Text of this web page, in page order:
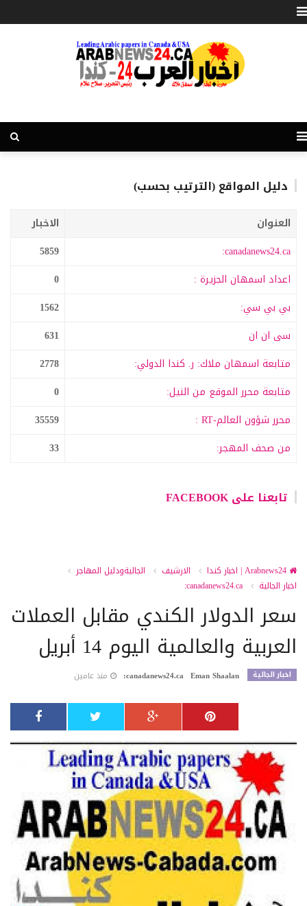
دليل المواقع (الترتيب بحسب)
العنوان
الاخبار
canadanews24.ca:
5859
اعداد اسمهان الجزيرة :
0
بي بي سي:
1562
سى ان ان
631
متابعة اسمهان ملاك: ر. كندا الدولي:
2778
متابعة محرر الموقع من النيل:
0
محرر شؤون العالم-RT :
35559
من صحف المهجر:
33
تابعنا على FACEBOOK
الارشيف
الجاليةودليل المهاجر
اخبار الجالية
canadanews24.ca:
سعر الدولار الكندي مقابل العملات
العربية والعالمية اليوم 14 أبريل
اخبار الجالية Eman Shaalan
canadanews24.ca: منذ عامين